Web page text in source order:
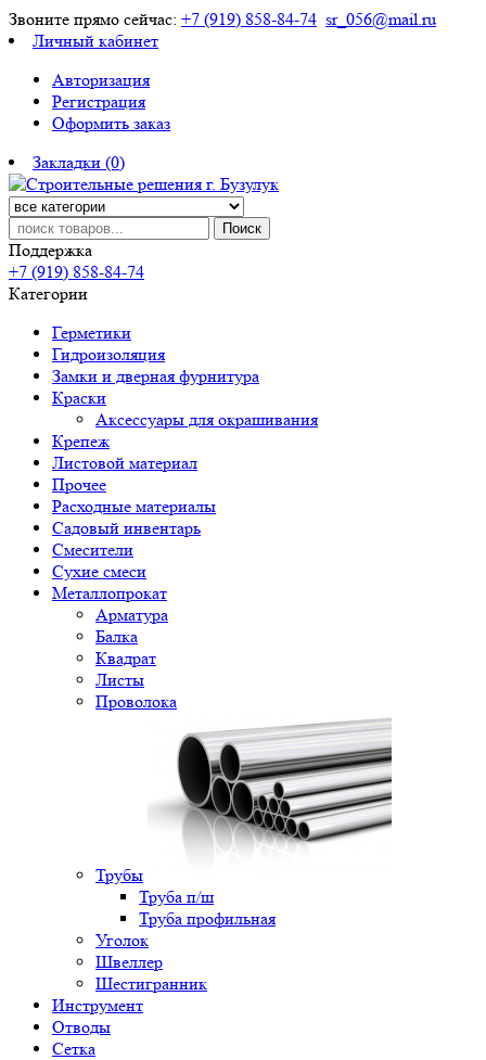
Звоните прямо сейчас: +7 (919) 858-84-74 sr_056@mail.ru
Личный кабинет
Авторизация
Регистрация
Оформить заказ
Закладки (0)
Поиск
Поддержка
+7 (919) 858-84-74
Категории
Герметики
Гидроизоляция
Замки и дверная фурнитура
Краски
Аксессуары для окрашивания
Крепеж
Листовой материал
Прочее
Расходные материалы
Садовый инвентарь
Смесители
Сухие смеси
Металлопрокат
Арматура
Балка
Квадрат
Листы
Проволока
Трубы
Труба п/ш
Труба профильная
Уголок
Швеллер
Шестигранник
Инструмент
Отводы
Сетка